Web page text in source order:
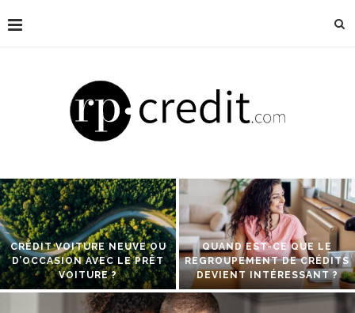
CRÉDIT VOITURE NEUVE OU
D’OCCASION AVEC LE PRÊT
VOITURE ?
QUAND EST-CE QUE LE
REGROUPEMENT DE CRÉDITS
DEVIENT INTÉRESSANT ?